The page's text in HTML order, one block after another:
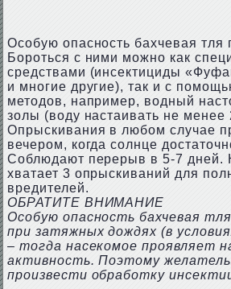
Особую опасность бахчевая
Бороться с ними можно как
средствами (инсектициды
и многие другие), так и с
методов, например, водный
золы (воду настаивать не менее
Опрыскивания в любом случае
вечером, когда солнце
Соблюдают перерыв в 5-7 дней.
хватает 3 опрыскиваний для
вредителей.
ОБРАТИТЕ ВНИМАНИЕ
Особую опасность бахчевая
при затяжных дождях (в
– тогда насекомое проявляет
активность. Поэтому
произвести обработку